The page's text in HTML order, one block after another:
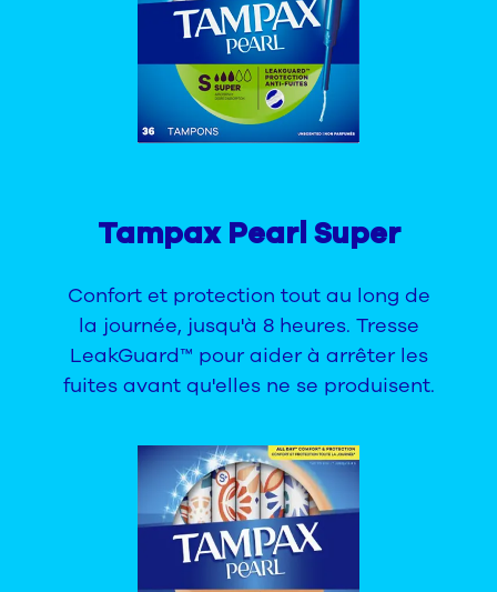
Tampax Pearl Super
Confort et protection tout au long de
la journée, jusqu'à 8 heures. Tresse
LeakGuard™ pour aider à arrêter les
fuites avant qu'elles ne se produisent.